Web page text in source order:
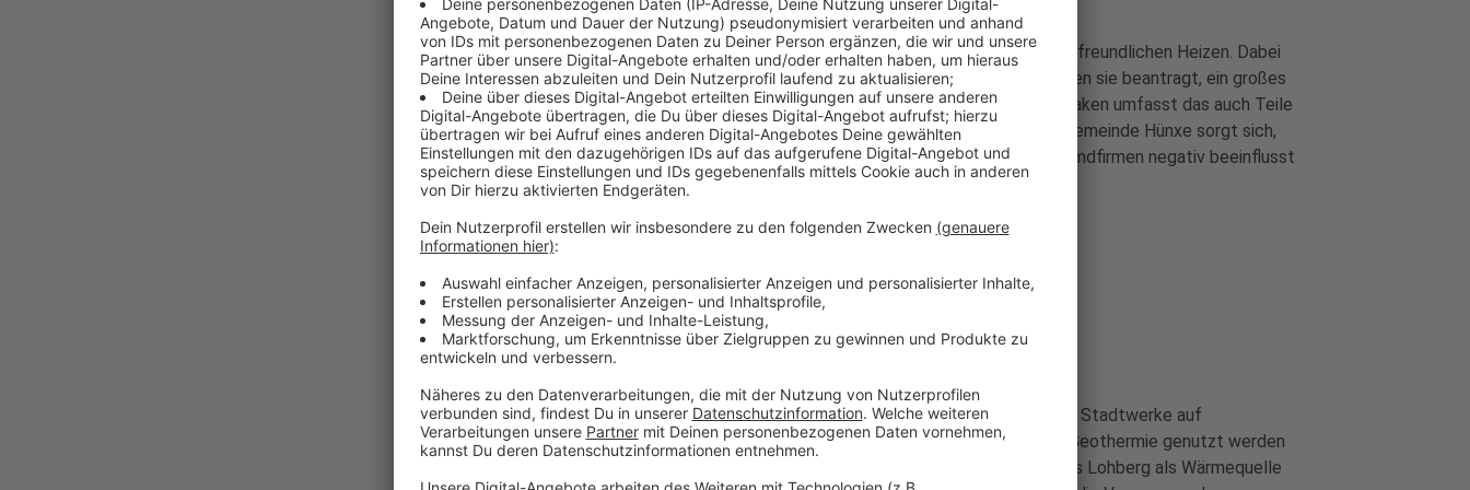
Die Dinslakener Stadtwerke suchen nach neuen Wegen zum klimafreundlichen Heizen. Dabei
möchten sie auch die Wärme aus der Tiefe nutzen. Laut NRZ haben sie beantragt, ein großes
Gebiet nach Geothermie-Möglichkeiten zu erkunden. Neben Dinslaken umfasst das auch Teile
von Voerde und Hünxe. Das stößt offenbar auf Widerstand. Die Gemeinde Hünxe sorgt sich,
dass ihre eigene Versorgung mit erneuerbaren Energien durch Fremdfirmen negativ beeinflusst
werden könnte.
Anzeige
Grubenwasser aus Lohberg als Wärmequelle
Anzeige
In rund vier- bis fünftausend Metern Tiefe hoffen die Dinslakener Stadtwerke auf
Temperaturen zwischen 120 und 150 Grad zu stoßen, die für die Geothermie genutzt werden
könnten. Außerdem soll geprüft werden, ob das Grubenwasser aus Lohberg als Wärmequelle